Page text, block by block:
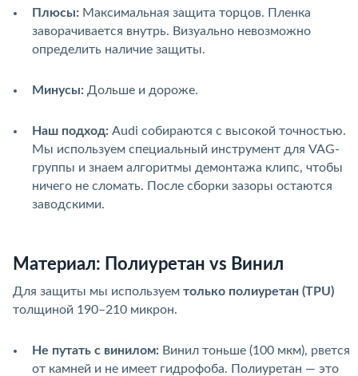
Плюсы: Максимальная защита торцов. Пленка
заворачивается внутрь. Визуально невозможно
определить наличие защиты.
Минусы: Дольше и дороже.
Наш подход: Audi собираются с высокой точностью.
Мы используем специальный инструмент для VAG-
группы и знаем алгоритмы демонтажа клипс, чтобы
ничего не сломать. После сборки зазоры остаются
заводскими.
Материал: Полиуретан vs Винил
Для защиты мы используем только полиуретан (TPU)
толщиной 190–210 микрон.
Не путать с винилом: Винил тоньше (100 мкм), рвется
от камней и не имеет гидрофоба. Полиуретан — это